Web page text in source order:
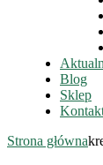
Blog
Sklep
Strona główna